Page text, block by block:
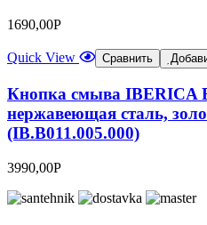
1690,00Р
Quick View Сравнить
Кнопка смыва IBERICA
нержавеющая сталь,
(IB.B011.005.000)
3990,00Р